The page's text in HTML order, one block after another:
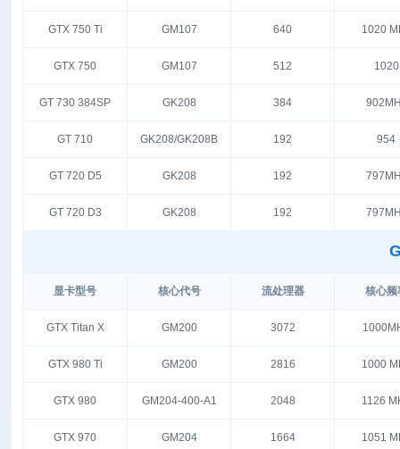
GTX 750 Ti GM107 640 1020
GTX 750 GM107 512 1020
GT 730 384SP GK208 384
GT 710 GK208/GK208B 192 954
GT 720 D5 GK208 192
GT 720 D3 GK208 192
显卡型号 核心代号 流处理器 核心频
GTX Titan X GM200 3072
GTX 980 Ti GM200 2816 1000
GTX 980 GM204-400-A1 2048 1126
GTX 970 GM204 1664 1051